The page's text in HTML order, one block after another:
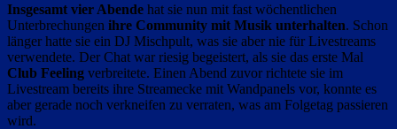
Insgesamt vier Abende hat sie nun mit fast wöchentlichen
Unterbrechungen ihre Community mit Musik unterhalten. Schon
länger hatte sie ein DJ Mischpult, was sie aber nie für Livestreams
verwendete. Der Chat war riesig begeistert, als sie das erste Mal
Club Feeling verbreitete. Einen Abend zuvor richtete sie im
Livestream bereits ihre Streamecke mit Wandpanels vor, konnte es
aber gerade noch verkneifen zu verraten, was am Folgetag passieren
wird.